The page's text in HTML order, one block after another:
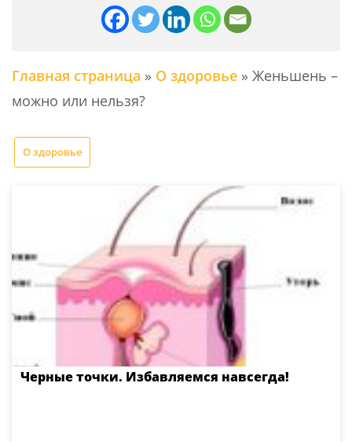
Главная страница » О здоровье » Женьшень –
можно или нельзя?
О здоровье
Черные точки. Избавляемся навсегда!